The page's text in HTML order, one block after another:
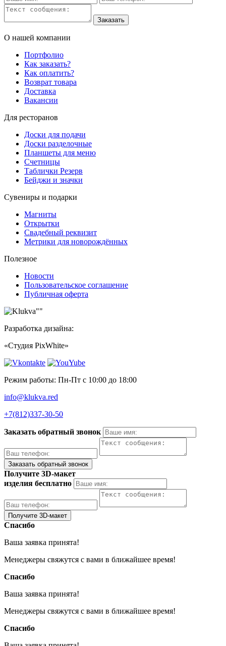
О нашей компании
Портфолио
Как заказать?
Как оплатить?
Возврат товара
Доставка
Вакансии
Для ресторанов
Доски для подачи
Доски разделочные
Планшеты для меню
Счетницы
Таблички Резерв
Бейджи и значки
Сувениры и подарки
Магниты
Открытки
Свадебный реквизит
Метрики для новорождённых
Полезное
Новости
Пользовательское соглашение
Публичная оферта
Разработка дизайна:
«Студия PixWhite»
Режим работы: Пн-Пт с 10:00 до 18:00
info@klukva.red
+7(812)337‑30-50
Заказать обратный звонок
Получите 3D-макет
изделия бесплатно
Спасибо
Ваша заявка принята!
Менеджеры свяжутся с вами в ближайшее время!
Спасибо
Ваша заявка принята!
Менеджеры свяжутся с вами в ближайшее время!
Спасибо